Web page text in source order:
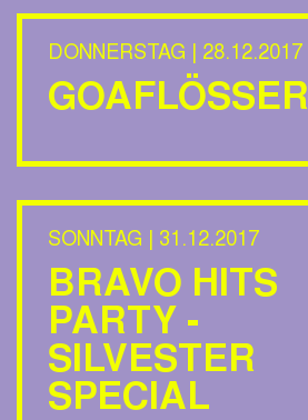
DONNERSTAG | 28.12.2017
GOAFLÖSSER
SONNTAG | 31.12.2017
BRAVO HITS
PARTY -
SILVESTER
SPECIAL